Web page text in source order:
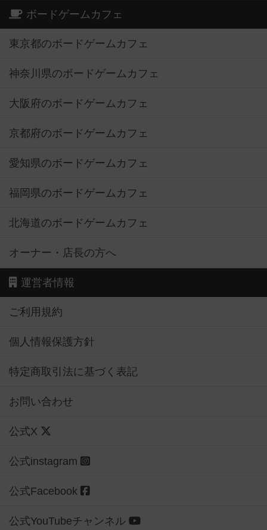
ボードゲームカフェ
東京都のボードゲームカフェ
神奈川県のボードゲームカフェ
大阪府のボードゲームカフェ
京都府のボードゲームカフェ
愛知県のボードゲームカフェ
福岡県のボードゲームカフェ
北海道のボードゲームカフェ
オーナー・店長の方へ
運営者情報
ご利用規約
個人情報保護方針
特定商取引法に基づく表記
お問い合わせ
公式X
公式instagram
公式Facebook
公式YouTubeチャンネル